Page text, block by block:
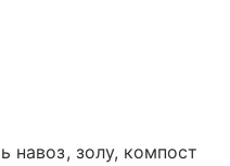
навоз, золу, компост